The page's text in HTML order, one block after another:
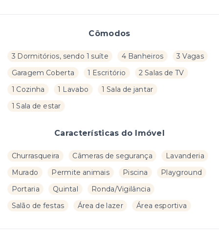
Cômodos
3 Dormitórios, sendo 1 suíte 4 Banheiros
3 Vagas
Garagem Coberta
1 Escritório
2 Salas de TV
1 Cozinha
1 Lavabo
1 Sala de jantar
1 Sala de estar
Características do Imóvel
Churrasqueira Câmeras de segurança
Lavanderia
Murado
Permite animais Piscina
Playground
Portaria
Quintal
Ronda/Vigilância
Salão de festas
Área de lazer Área esportiva